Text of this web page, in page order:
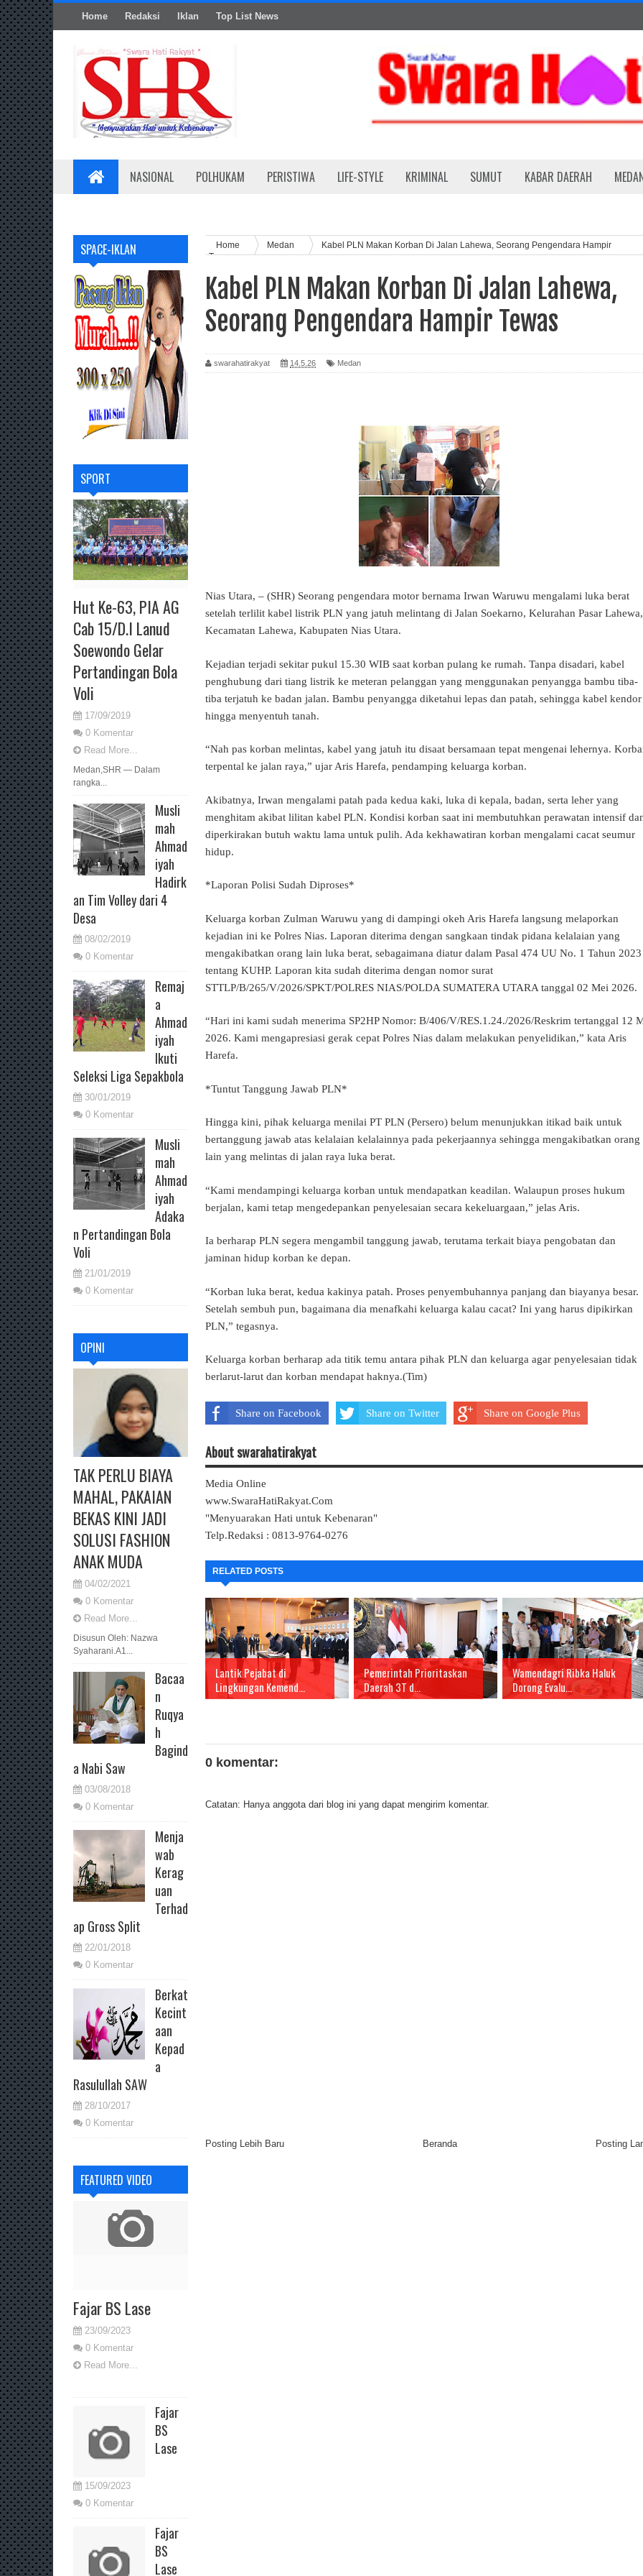
Home Redaksi Iklan Top List News
NASIONAL POLHUKAM PERISTIWA LIFE-STYLE KRIMINAL SUMUT KABAR DAERAH
SPACE-IKLAN
SPORT
Hut Ke-63, PIA AG
Cab 15/D.I Lanud
Soewondo Gelar
Pertandingan Bola
Voli
17/09/2019
0 Komentar
Read More...
Medan,SHR — Dalam
rangka...
Musli
mah
Ahmad
iyah
Hadirk
an Tim Volley dari 4
Desa
08/02/2019
0 Komentar
Remaj
a
Ahmad
iyah
Ikuti
Seleksi Liga Sepakbola
30/01/2019
0 Komentar
Musli
mah
Ahmad
iyah
Adaka
n Pertandingan Bola
Voli
21/01/2019
0 Komentar
OPINI
TAK PERLU BIAYA
MAHAL, PAKAIAN
BEKAS KINI JADI
SOLUSI FASHION
ANAK MUDA
04/02/2021
0 Komentar
Read More...
Disusun Oleh: Nazwa
Syaharani.A1...
Bacaa
n
Ruqya
h
Bagind
a Nabi Saw
03/08/2018
0 Komentar
Menja
wab
Kerag
uan
Terhad
ap Gross Split
22/01/2018
0 Komentar
Berkat
Kecint
aan
Kepad
a
Rasulullah SAW
28/10/2017
0 Komentar
FEATURED VIDEO
Fajar BS Lase
23/09/2023
0 Komentar
Read More...
Fajar
BS
Lase
15/09/2023
0 Komentar
Fajar
BS
Lase
Home Medan
Kabel PLN Makan Korban Di Jalan Lahewa, Seorang Pengendara Hampir
Tewas
Kabel PLN Makan Korban Di Jalan Lahewa,
Seorang Pengendara Hampir Tewas
swarahatirakyat 14.5.26 Medan
Nias Utara, – (SHR) Seorang pengendara motor bernama Irwan Waruwu mengalami luka berat
setelah terlilit kabel listrik PLN yang jatuh melintang di Jalan Soekarno, Kelurahan Pasar Lahewa,
Kecamatan Lahewa, Kabupaten Nias Utara.
Kejadian terjadi sekitar pukul 15.30 WIB saat korban pulang ke rumah. Tanpa disadari, kabel
penghubung dari tiang listrik ke meteran pelanggan yang menggunakan penyangga bambu tiba-
tiba terjatuh ke badan jalan. Bambu penyangga diketahui lepas dan patah, sehingga kabel kendor
hingga menyentuh tanah.
“Nah pas korban melintas, kabel yang jatuh itu disaat bersamaan tepat mengenai lehernya.
terpental ke jalan raya,” ujar Aris Harefa, pendamping keluarga korban.
Akibatnya, Irwan mengalami patah pada kedua kaki, luka di kepala, badan, serta leher yang
menghitam akibat lilitan kabel PLN. Kondisi korban saat ini membutuhkan perawatan intensif
diperkirakan butuh waktu lama untuk pulih. Ada kekhawatiran korban mengalami cacat seumur
hidup.
*Laporan Polisi Sudah Diproses*
Keluarga korban Zulman Waruwu yang di dampingi okeh Aris Harefa langsung melaporkan
kejadian ini ke Polres Nias. Laporan diterima dengan sangkaan tindak pidana kelalaian yang
mengakibatkan orang lain luka berat, sebagaimana diatur dalam Pasal 474 UU No. 1 Tahun 2023
tentang KUHP. Laporan kita sudah diterima dengan nomor surat
STTLP/B/265/V/2026/SPKT/POLRES NIAS/POLDA SUMATERA UTARA tanggal 02 Mei 2026.
“Hari ini kami sudah menerima SP2HP Nomor: B/406/V/RES.1.24./2026/Reskrim tertanggal 12
2026. Kami mengapresiasi gerak cepat Polres Nias dalam melakukan penyelidikan,” kata Aris
Harefa.
*Tuntut Tanggung Jawab PLN*
Hingga kini, pihak keluarga menilai PT PLN (Persero) belum menunjukkan itikad baik untuk
bertanggung jawab atas kelalaian kelalainnya pada pekerjaannya sehingga mengakibatkan orang
lain yang melintas di jalan raya luka berat.
“Kami mendampingi keluarga korban untuk mendapatkan keadilan. Walaupun proses hukum
berjalan, kami tetap mengedepankan penyelesaian secara kekeluargaan,” jelas Aris.
Ia berharap PLN segera mengambil tanggung jawab, terutama terkait biaya pengobatan dan
jaminan hidup korban ke depan.
“Korban luka berat, kedua kakinya patah. Proses penyembuhannya panjang dan biayanya besar.
Setelah sembuh pun, bagaimana dia menafkahi keluarga kalau cacat? Ini yang harus dipikirkan
PLN,” tegasnya.
Keluarga korban berharap ada titik temu antara pihak PLN dan keluarga agar penyelesaian tidak
berlarut-larut dan korban mendapat haknya.(Tim)
Share on Facebook Share on Twitter Share on Google Plus
About swarahatirakyat
Media Online
www.SwaraHatiRakyat.Com
"Menyuarakan Hati untuk Kebenaran"
Telp.Redaksi : 0813-9764-0276
RELATED POSTS
Lantik Pejabat di
Lingkungan Kemend...
Pemerintah Prioritaskan
Daerah 3T d...
Wamendagri Ribka Haluk
Dorong Evalu...
0 komentar:
Catatan: Hanya anggota dari blog ini yang dapat mengirim komentar.
Posting Lebih Baru Posting
Beranda